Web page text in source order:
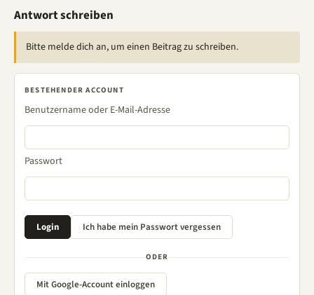
Antwort schreiben
Bitte melde dich an, um einen Beitrag zu schreiben.
BESTEHENDER ACCOUNT
Benutzername oder E-Mail-Adresse
Passwort
ODER
Mit Google-Account einloggen